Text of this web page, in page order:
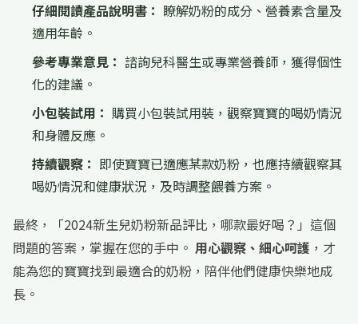
仔細閱讀產品說明書： 瞭解奶粉的成分、營養素含量及
適用年齡。
參考專業意見： 諮詢兒科醫生或專業營養師，獲得個性
化的建議。
小包裝試用： 購買小包裝試用裝，觀察寶寶的喝奶情況
和身體反應。
持續觀察： 即使寶寶已適應某款奶粉，也應持續觀察其
喝奶情況和健康狀況，及時調整餵養方案。
最終，「2024新生兒奶粉新品評比，哪款最好喝？」這個
問題的答案，掌握在您的手中。 用心觀察、細心呵護 ，才
能為您的寶寶找到最適合的奶粉，陪伴他們健康快樂地成
長。